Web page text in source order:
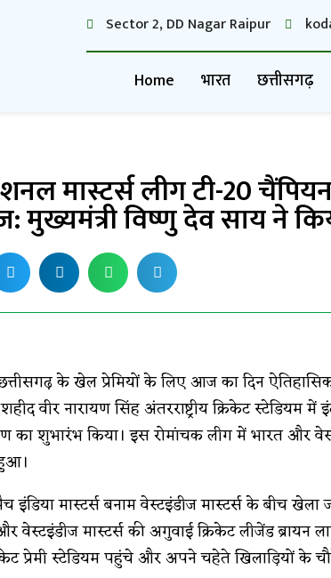
Sector 2, DD Nagar Raipur
Home भारत छत्तीसगढ़
मास्टर्स लीग टी-20
मुख्यमंत्री विष्णु देव साय ने
के खेल प्रेमियों के लिए आज का दिन
वीर नारायण सिंह अंतरराष्ट्रीय क्रिकेट स्टेडियम
का शुभारंभ किया। इस रोमांचक लीग में भारत और
मास्टर्स बनाम वेस्टइंडीज मास्टर्स के बीच खेला
वेस्टइंडीज मास्टर्स की अगुवाई क्रिकेट लीजेंड
प्रेमी स्टेडियम पहुंचे और अपने चहेते खिलाड़ियों के